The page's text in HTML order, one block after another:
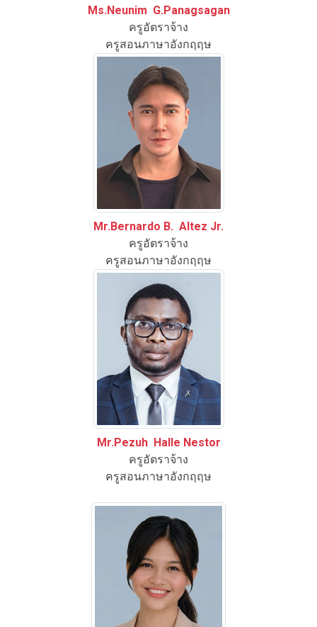
Ms.Neunim G.Panagsagan
ครูอัตราจ้าง
ครูสอนภาษาอังกฤฤษ
Mr.Bernardo B. Altez Jr.
ครูอัตราจ้าง
ครูสอนภาษาอังกฤฤษ
Mr.Pezuh Halle Nestor
ครูอัตราจ้าง
ครูสอนภาษาอังกฤฤษ